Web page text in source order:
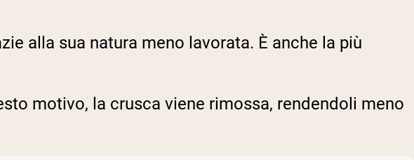
alla sua natura meno lavorata. È anche la più
motivo, la crusca viene rimossa, rendendoli meno